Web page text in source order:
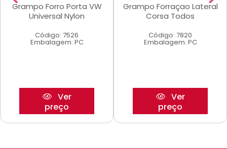
Grampo Forro Porta VW
Universal Nylon
Código: 7526
Embalagem: PC
Ver
preço
Grampo Forraçao Lateral
Corsa Todos
Código: 7820
Embalagem: PC
Ver
preço